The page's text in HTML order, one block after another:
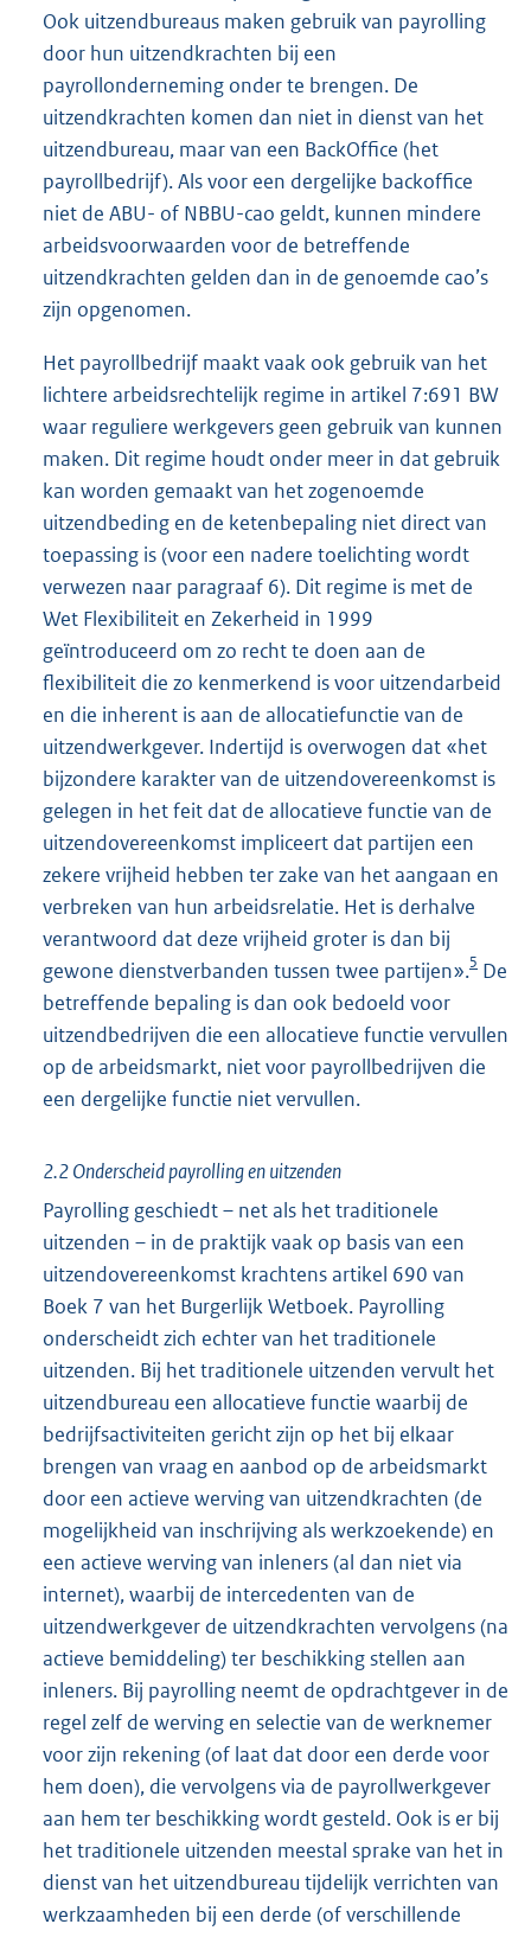
Ook uitzendbureaus maken gebruik van payrolling
door hun uitzendkrachten bij een
payrollonderneming onder te brengen. De
uitzendkrachten komen dan niet in dienst van het
uitzendbureau, maar van een BackOffice (het
payrollbedrijf). Als voor een dergelijke backoffice
niet de ABU- of NBBU-cao geldt, kunnen mindere
arbeidsvoorwaarden voor de betreffende
uitzendkrachten gelden dan in de genoemde cao’s
zijn opgenomen.
Het payrollbedrijf maakt vaak ook gebruik van het
lichtere arbeidsrechtelijk regime in artikel 7:691 BW
waar reguliere werkgevers geen gebruik van kunnen
maken. Dit regime houdt onder meer in dat gebruik
kan worden gemaakt van het zogenoemde
uitzendbeding en de ketenbepaling niet direct van
toepassing is (voor een nadere toelichting wordt
verwezen naar paragraaf 6). Dit regime is met de
Wet Flexibiliteit en Zekerheid in 1999
geïntroduceerd om zo recht te doen aan de
flexibiliteit die zo kenmerkend is voor uitzendarbeid
en die inherent is aan de allocatiefunctie van de
uitzendwerkgever. Indertijd is overwogen dat «het
bijzondere karakter van de uitzendovereenkomst is
gelegen in het feit dat de allocatieve functie van de
uitzendovereenkomst impliceert dat partijen een
zekere vrijheid hebben ter zake van het aangaan en
verbreken van hun arbeidsrelatie. Het is derhalve
verantwoord dat deze vrijheid groter is dan bij
gewone dienstverbanden tussen twee partijen».5 De
betreffende bepaling is dan ook bedoeld voor
uitzendbedrijven die een allocatieve functie vervullen
op de arbeidsmarkt, niet voor payrollbedrijven die
een dergelijke functie niet vervullen.
2.2 Onderscheid payrolling en uitzenden
Payrolling geschiedt – net als het traditionele
uitzenden – in de praktijk vaak op basis van een
uitzendovereenkomst krachtens artikel 690 van
Boek 7 van het Burgerlijk Wetboek. Payrolling
onderscheidt zich echter van het traditionele
uitzenden. Bij het traditionele uitzenden vervult het
uitzendbureau een allocatieve functie waarbij de
bedrijfsactiviteiten gericht zijn op het bij elkaar
brengen van vraag en aanbod op de arbeidsmarkt
door een actieve werving van uitzendkrachten (de
mogelijkheid van inschrijving als werkzoekende) en
een actieve werving van inleners (al dan niet via
internet), waarbij de intercedenten van de
uitzendwerkgever de uitzendkrachten vervolgens (na
actieve bemiddeling) ter beschikking stellen aan
inleners. Bij payrolling neemt de opdrachtgever in de
regel zelf de werving en selectie van de werknemer
voor zijn rekening (of laat dat door een derde voor
hem doen), die vervolgens via de payrollwerkgever
aan hem ter beschikking wordt gesteld. Ook is er bij
het traditionele uitzenden meestal sprake van het in
dienst van het uitzendbureau tijdelijk verrichten van
werkzaamheden bij een derde (of verschillende